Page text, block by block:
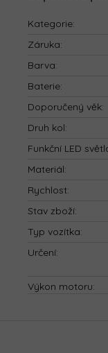
Kategorie:
Záruka:
Barva:
Baterie:
Doporučený věk:
Druh kol:
Funkční LED
Materiál:
Rychlost:
Stav zboží:
Typ vozítka:
Určení:
Výkon motoru: